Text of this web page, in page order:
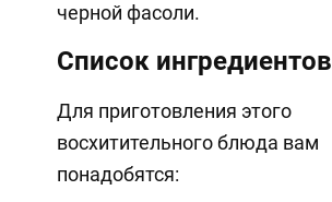
черной фасоли.
Список ингредиентов
Для приготовления этого
восхитительного блюда вам
понадобятся: